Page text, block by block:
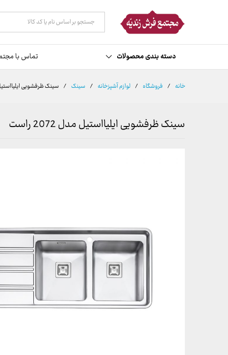
همه دسته ها
دسته بندی محصولات تماس با
خانه / فروشگاه / لوازم آشپزخانه / سینک / سینک ظرفشویی ایلیااستیل مدل
سینک ظرفشویی ایلیااستیل مدل 2072 راست
توضیحات نظرات (0)